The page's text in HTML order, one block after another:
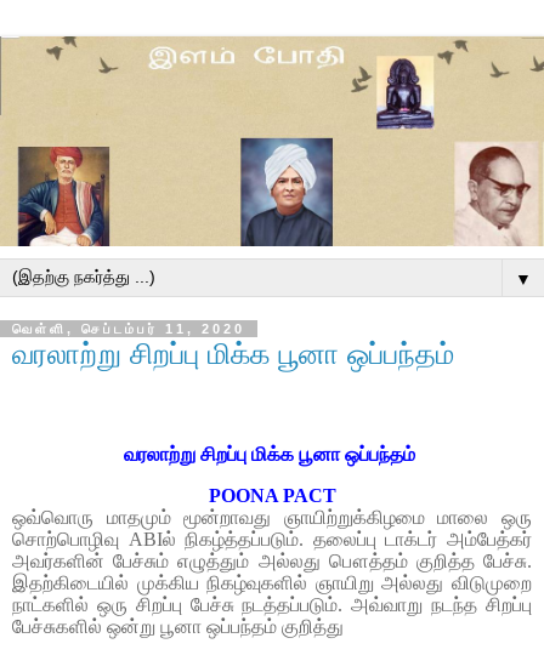
▼
வெள்ளி, செப்டம்பர் 11, 2020
வரலாற்று சிறப்பு மிக்க பூனா ஒப்பந்தம்
வரலாற்று சிறப்பு மிக்க பூனா ஒப்பந்தம்
POONA PACT
ஒவ்வொரு மாதமும் மூன்றாவது ஞாயிற்றுக்கிழமை மாலை ஒரு
சொற்பொழிவு ABIல்நிகழ்த்தப்படும். தலைப்பு டாக்டர் அம்பேத்கர்
அவர்களின் பேச்சும் எழுத்தும் அல்லது பௌத்தம் குறித்த பேச்சு.
இதற்கிடையில் முக்கிய நிகழ்வுகளில் ஞாயிறு அல்லது விடுமுறை
நாட்களில் ஒரு சிறப்பு பேச்சு நடத்தப்படும். அவ்வாறு நடந்த சிறப்பு
பேச்சுகளில் ஒன்று பூனா ஒப்பந்தம் குறித்து